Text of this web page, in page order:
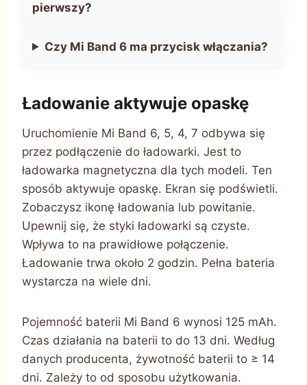
pierwszy?
Czy Mi Band 6 ma przycisk włączania?
Ładowanie aktywuje opaskę
Uruchomienie Mi Band 6, 5, 4, 7 odbywa się
przez podłączenie do ładowarki. Jest to
ładowarka magnetyczna dla tych modeli. Ten
sposób aktywuje opaskę. Ekran się podświetli.
Zobaczysz ikonę ładowania lub powitanie.
Upewnij się, że styki ładowarki są czyste.
Wpływa to na prawidłowe połączenie.
Ładowanie trwa około 2 godzin. Pełna bateria
wystarcza na wiele dni.
Pojemność baterii Mi Band 6 wynosi 125 mAh.
Czas działania na baterii to do 13 dni. Według
danych producenta, żywotność baterii to ≥ 14
dni. Zależy to od sposobu użytkowania.